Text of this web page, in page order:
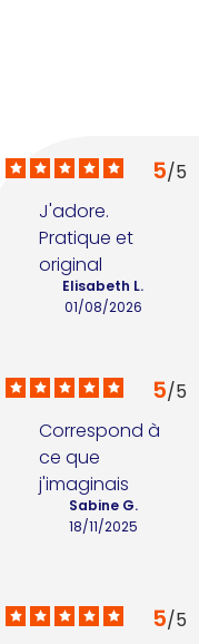
5/5
J'adore.
Pratique et
original
01/08/2026
Elisabeth L.
5/5
Correspond à
ce que
j'imaginais
18/11/2025
Sabine G.
5/5